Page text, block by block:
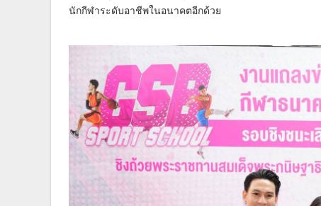
นักกีฬาระดับอาชีพในอนาคตอีกด้วย